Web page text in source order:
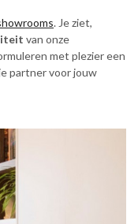
. Je ziet,
van onze
met plezier een
partner voor jouw